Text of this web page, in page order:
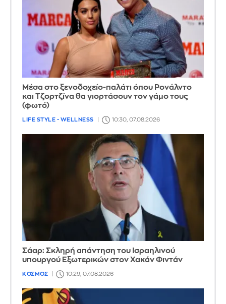
Μέσα στο ξενοδοχείο-παλάτι όπου Ρονάλντο
και Τζορτζίνα θα γιορτάσουν τον γάμο τους
(φωτό)
LIFE STYLE - WELLNESS 10:30, 07.08.2026
Σάαρ: Σκληρή απάντηση του Ισραηλινού
υπουργού Εξωτερικών στον Χακάν Φιντάν
ΚΟΣΜΟΣ 10:29, 07.08.2026